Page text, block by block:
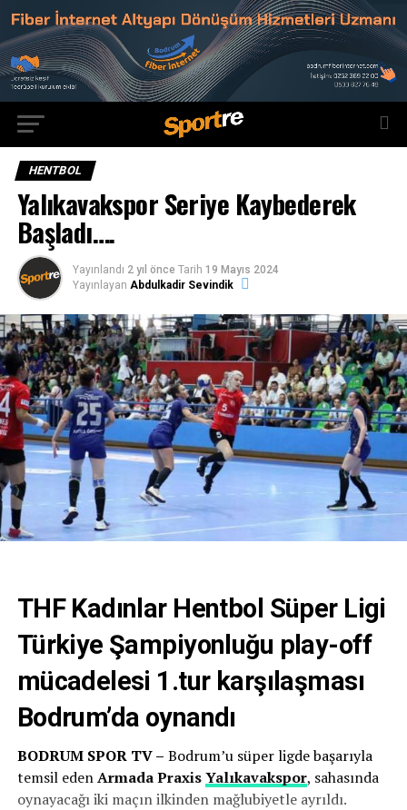
HENTBOL
Yalıkavakspor Seriye Kaybederek
Başladı….
Yayınlandı 2 yıl önce Tarih 19 Mayıs 2024
Yayınlayan Abdulkadir Sevindik
THF Kadınlar Hentbol Süper Ligi
Türkiye Şampiyonluğu play-off
mücadelesi 1.tur karşılaşması
Bodrum’da oynandı
BODRUM SPOR TV – Bodrum’u süper ligde başarıyla
temsil edenArmada PraxisYalıkavakspor, sahasında
oynayacağı iki maçın ilkinden mağlubiyetle ayrıldı.